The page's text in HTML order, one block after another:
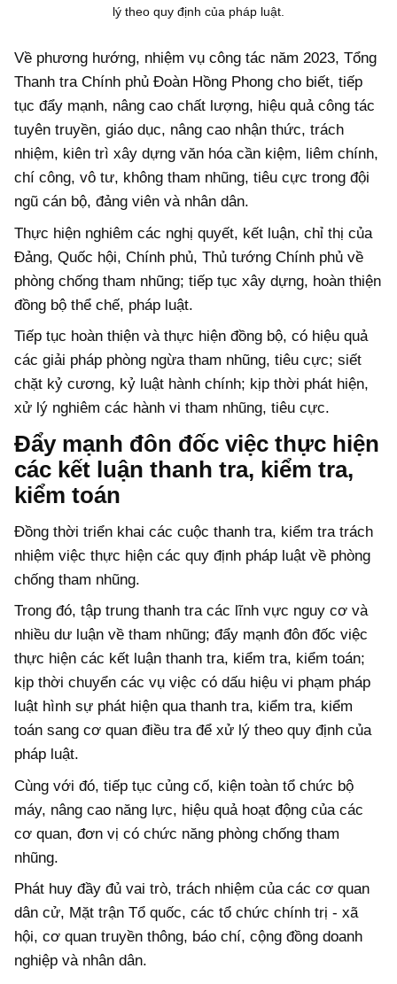
lý theo quy định của pháp luật.
Về phương hướng, nhiệm vụ công tác năm 2023, Tổng
Thanh tra Chính phủ Đoàn Hồng Phong cho biết, tiếp
tục đẩy mạnh, nâng cao chất lượng, hiệu quả công tác
tuyên truyền, giáo dục, nâng cao nhận thức, trách
nhiệm, kiên trì xây dựng văn hóa cần kiệm, liêm chính,
chí công, vô tư, không tham nhũng, tiêu cực trong đội
ngũ cán bộ, đảng viên và nhân dân.
Thực hiện nghiêm các nghị quyết, kết luận, chỉ thị của
Đảng, Quốc hội, Chính phủ, Thủ tướng Chính phủ về
phòng chống tham nhũng; tiếp tục xây dựng, hoàn thiện
đồng bộ thể chế, pháp luật.
Tiếp tục hoàn thiện và thực hiện đồng bộ, có hiệu quả
các giải pháp phòng ngừa tham nhũng, tiêu cực; siết
chặt kỷ cương, kỷ luật hành chính; kịp thời phát hiện,
xử lý nghiêm các hành vi tham nhũng, tiêu cực.
Đẩy mạnh đôn đốc việc thực hiện
các kết luận thanh tra, kiểm tra,
kiểm toán
Đồng thời triển khai các cuộc thanh tra, kiểm tra trách
nhiệm việc thực hiện các quy định pháp luật về phòng
chống tham nhũng.
Trong đó, tập trung thanh tra các lĩnh vực nguy cơ và
nhiều dư luận về tham nhũng; đẩy mạnh đôn đốc việc
thực hiện các kết luận thanh tra, kiểm tra, kiểm toán;
kịp thời chuyển các vụ việc có dấu hiệu vi phạm pháp
luật hình sự phát hiện qua thanh tra, kiểm tra, kiểm
toán sang cơ quan điều tra để xử lý theo quy định của
pháp luật.
Cùng với đó, tiếp tục củng cố, kiện toàn tổ chức bộ
máy, nâng cao năng lực, hiệu quả hoạt động của các
cơ quan, đơn vị có chức năng phòng chống tham
nhũng.
Phát huy đầy đủ vai trò, trách nhiệm của các cơ quan
dân cử, Mặt trận Tổ quốc, các tổ chức chính trị - xã
hội, cơ quan truyền thông, báo chí, cộng đồng doanh
nghiệp và nhân dân.